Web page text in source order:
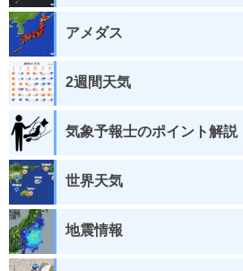
アメダス
2週間天気
気象予報士のポイント解説
世界天気
地震情報